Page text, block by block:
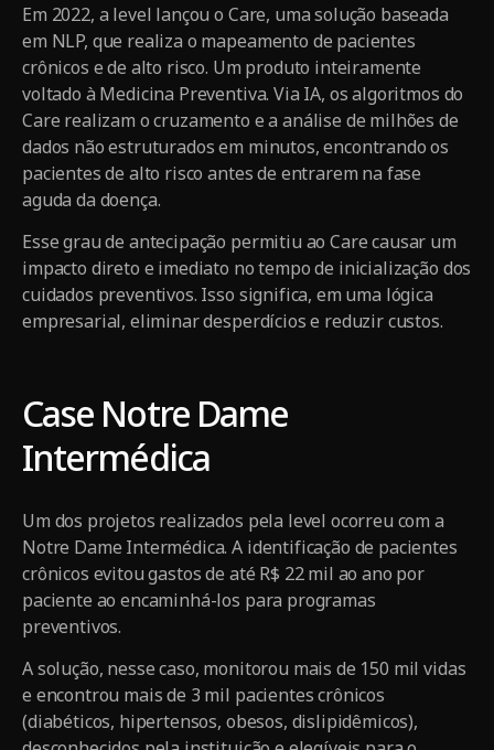
Em 2022, a level lançou o Care, uma solução baseada
em NLP, que realiza o mapeamento de pacientes
crônicos e de alto risco. Um produto inteiramente
voltado à Medicina Preventiva. Via IA, os algoritmos do
Care realizam o cruzamento e a análise de milhões de
dados não estruturados em minutos, encontrando os
pacientes de alto risco antes de entrarem na fase
aguda da doença.
Esse grau de antecipação permitiu ao Care causar um
impacto direto e imediato no tempo de inicialização dos
cuidados preventivos. Isso significa, em uma lógica
empresarial, eliminar desperdícios e reduzir custos.
Case Notre Dame
Intermédica
Um dos projetos realizados pela level ocorreu com a
Notre Dame Intermédica. A identificação de pacientes
crônicos evitou gastos de até R$ 22 mil ao ano por
paciente ao encaminhá-los para programas
preventivos.
A solução, nesse caso, monitorou mais de 150 mil vidas
e encontrou mais de 3 mil pacientes crônicos
(diabéticos, hipertensos, obesos, dislipidêmicos),